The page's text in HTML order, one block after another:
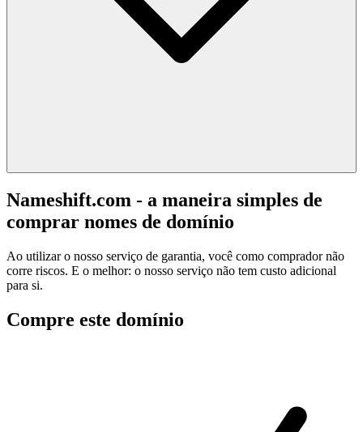
Nameshift.com - a maneira simples de
comprar nomes de domínio
Ao utilizar o nosso serviço de garantia, você como comprador não
corre riscos. E o melhor: o nosso serviço não tem custo adicional
para si.
Compre este domínio